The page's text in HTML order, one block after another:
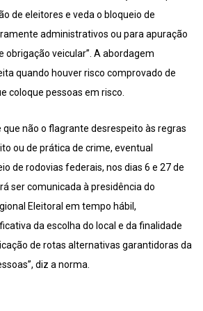
de eleitores e veda o bloqueio de
administrativos ou para apuração
obrigação veicular”. A abordagem
quando houver risco comprovado de
coloque pessoas em risco.
que não o flagrante desrespeito às regras
ou de prática de crime, eventual
de rodovias federais, nos dias 6 e 27 de
ser comunicada à presidência do
Eleitoral em tempo hábil,
da escolha do local e da finalidade
de rotas alternativas garantidoras da
diz a norma.